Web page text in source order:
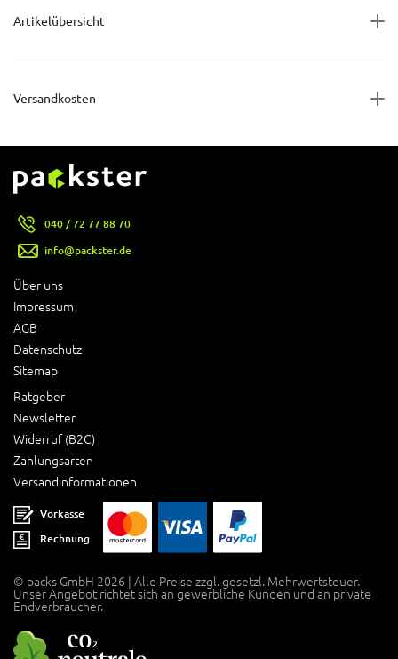
Artikelübersicht
Versandkosten
Über uns
Impressum
AGB
Datenschutz
Sitemap
Ratgeber
Newsletter
Widerruf (B2C)
Zahlungsarten
Versandinformationen
040 / 72 77 88 70
info@packster.de
Vorkasse
Rechnung
© packs GmbH 2026 | Alle Preise zzgl. gesetzl. Mehrwertsteuer.
Unser Angebot richtet sich an gewerbliche Kunden und an private
Endverbraucher.